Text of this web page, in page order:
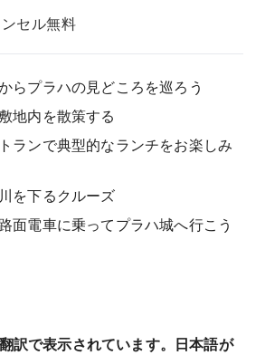
セル無料
らプラハの見どころを巡ろう
地内を散策する
ランで典型的なランチをお楽しみ
を下るクルーズ
面電車に乗ってプラハ城へ行こう
訳で表示されています。日本語が